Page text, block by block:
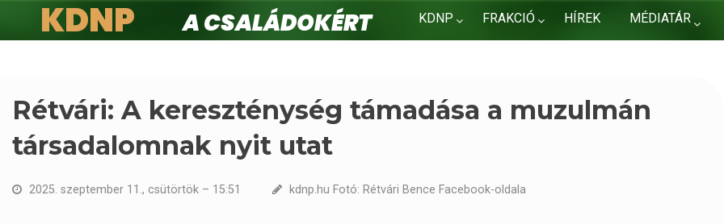
KDNP FRAKCIÓ HÍREK MÉDIATÁR
KDNP
A családokért.
Rétvári: A kereszténység támadása a muzulmán
társadalomnak nyit utat
2025. szeptember 11., csütörtök – 15:51 kdnp.hu Fotó: Rétvári Bence Facebook-oldala